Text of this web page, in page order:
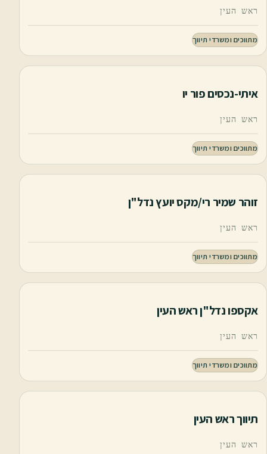
ראש העין
מתווכים ומשרדי תיווך
איתי-נכסים פור יו
ראש העין
מתווכים ומשרדי תיווך
זוהר שמיר רי/מקס יועץ נדל"ן
ראש העין
מתווכים ומשרדי תיווך
אקספו נדל"ן ראש העין
ראש העין
מתווכים ומשרדי תיווך
תיווך ראש העין
ראש העין